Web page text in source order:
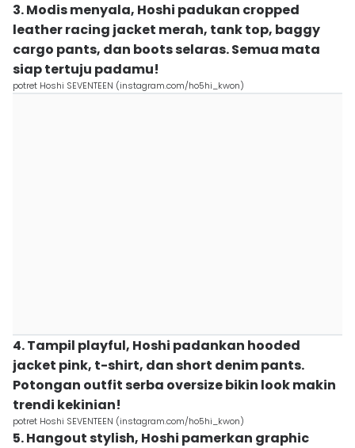
3. Modis menyala, Hoshi padukan cropped
leather racing jacket merah, tank top, baggy
cargo pants, dan boots selaras. Semua mata
siap tertuju padamu!
potret Hoshi SEVENTEEN (instagram.com/ho5hi_kwon)
4. Tampil playful, Hoshi padankan hooded
jacket pink, t-shirt, dan short denim pants.
Potongan outfit serba oversize bikin look makin
trendi kekinian!
potret Hoshi SEVENTEEN (instagram.com/ho5hi_kwon)
5. Hangout stylish, Hoshi pamerkan graphic